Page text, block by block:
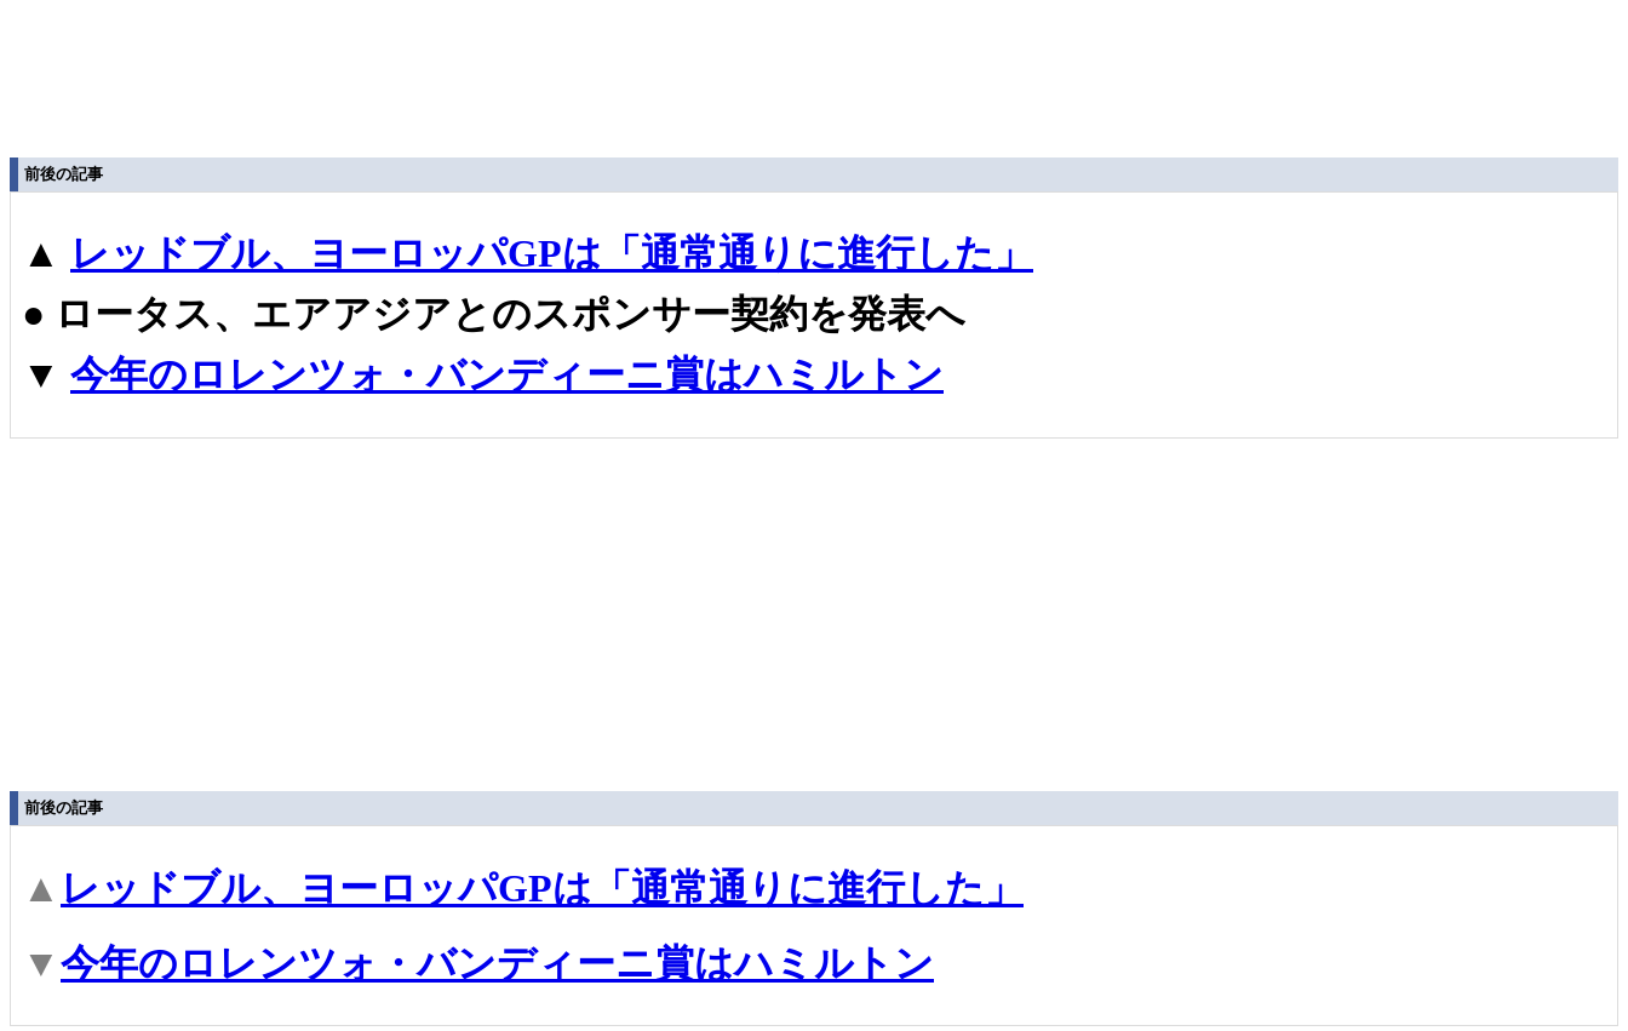
前後の記事
▲ レッドブル、ヨーロッパGPは「通常通りに進行した」
● ロータス、エアアジアとのスポンサー契約を発表へ
▼ 今年のロレンツォ・バンディーニ賞はハミルトン
前後の記事
▲ レッドブル、ヨーロッパGPは「通常通りに進行した」
▼今年のロレンツォ・バンディーニ賞はハミルトン